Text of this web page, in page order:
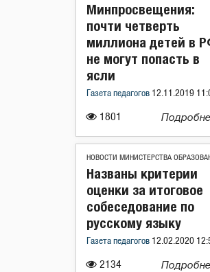
1801
Минпросвещения:
почти четверть
миллиона детей в
не могут попасть в
ясли
Газета педагогов 12.11.2019
НОВОСТИ МИНИСТЕРСТВА
2134
Названы критерии
оценки за итоговое
собеседование по
русскому языку
Газета педагогов 12.02.2020